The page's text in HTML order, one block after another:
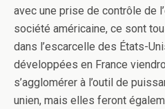
avec une prise de contrôle de
société américaine, ce sont
dans l’escarcelle des États-
développées en France
s’agglomérer à l’outil de
unien, mais elles feront